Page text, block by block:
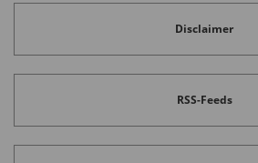
Disclaimer
RSS-Feeds